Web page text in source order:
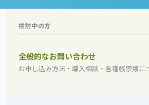
検討中の方
全般的なお問い合わせ
お申し込み方法・導入相談・各種帳票類に